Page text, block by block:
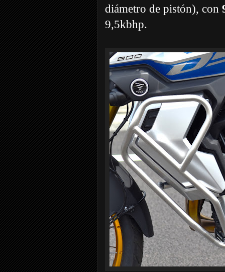
diámetro de pistón), con
9,5kbhp.